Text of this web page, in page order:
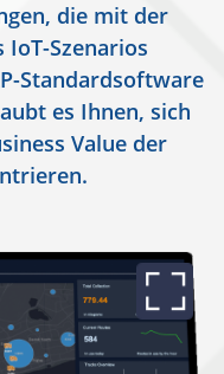
die mit der
Szenarios
Standardsoftware
es Ihnen, sich
Value der